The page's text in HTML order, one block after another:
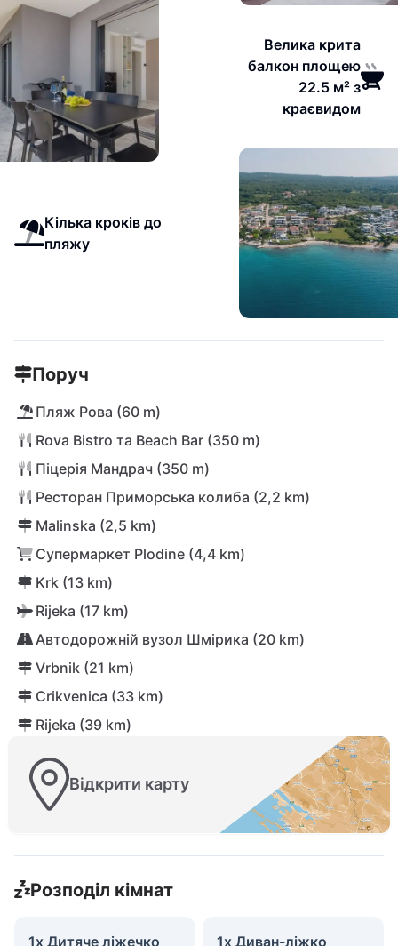
Велика крита
балкон площею
22.5 м² з
краєвидом
Кілька кроків до
пляжу
Поруч
Пляж Рова (60 m)
Rova Bistro та Beach Bar (350 m)
Піцерія Мандрач (350 m)
Ресторан Приморська колиба (2,2 km)
Malinska (2,5 km)
Супермаркет Plodine (4,4 km)
Krk (13 km)
Rijeka (17 km)
Автодорожній вузол Шмірика (20 km)
Vrbnik (21 km)
Crikvenica (33 km)
Rijeka (39 km)
Відкрити карту
Розподіл кімнат
1x Дитяче ліжечко 1x Диван-ліжко